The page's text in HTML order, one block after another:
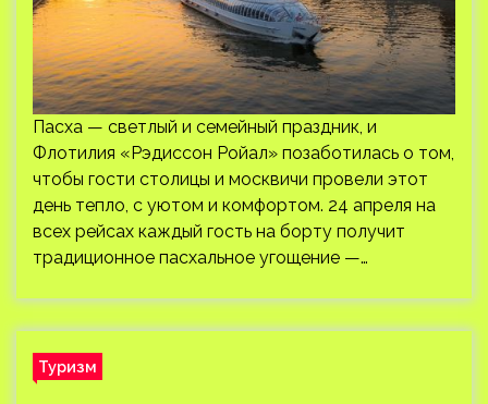
Пасха — светлый и семейный праздник, и
Флотилия «Рэдиссон Ройал» позаботилась о том,
чтобы гости столицы и москвичи провели этот
день тепло, с уютом и комфортом. 24 апреля на
всех рейсах каждый гость на борту получит
традиционное пасхальное угощение —…
Туризм